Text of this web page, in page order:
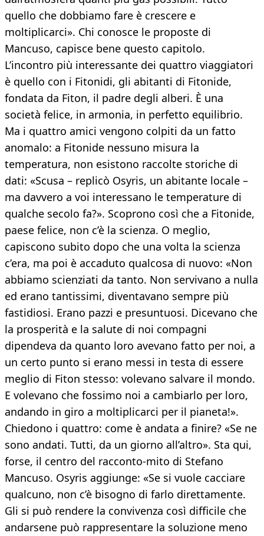
quello che dobbiamo fare è crescere e
moltiplicarci». Chi conosce le proposte di
Mancuso, capisce bene questo capitolo.
L’incontro più interessante dei quattro viaggiatori
è quello con i Fitonidi, gli abitanti di Fitonide,
fondata da Fiton, il padre degli alberi. È una
società felice, in armonia, in perfetto equilibrio.
Ma i quattro amici vengono colpiti da un fatto
anomalo: a Fitonide nessuno misura la
temperatura, non esistono raccolte storiche di
dati: «Scusa – replicò Osyris, un abitante locale –
ma davvero a voi interessano le temperature di
qualche secolo fa?». Scoprono così che a Fitonide,
paese felice, non c’è la scienza. O meglio,
capiscono subito dopo che una volta la scienza
c’era, ma poi è accaduto qualcosa di nuovo: «Non
abbiamo scienziati da tanto. Non servivano a nulla
ed erano tantissimi, diventavano sempre più
fastidiosi. Erano pazzi e presuntuosi. Dicevano che
la prosperità e la salute di noi compagni
dipendeva da quanto loro avevano fatto per noi, a
un certo punto si erano messi in testa di essere
meglio di Fiton stesso: volevano salvare il mondo.
E volevano che fossimo noi a cambiarlo per loro,
andando in giro a moltiplicarci per il pianeta!».
Chiedono i quattro: come è andata a finire? «Se ne
sono andati. Tutti, da un giorno all’altro». Sta qui,
forse, il centro del racconto-mito di Stefano
Mancuso. Osyris aggiunge: «Se si vuole cacciare
qualcuno, non c’è bisogno di farlo direttamente.
Gli si può rendere la convivenza così difficile che
andarsene può rappresentare la soluzione meno